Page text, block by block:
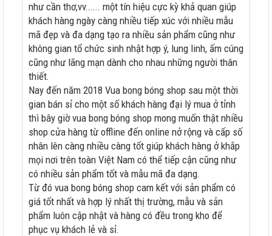
như cần thơ,vv...... một tín hiệu cực kỳ khả quan giúp
khách hàng ngày càng nhiều tiếp xúc với nhiều mẫu
mã đẹp và đa dạng tạo ra nhiều sản phẩm cũng như
không gian tổ chức sinh nhật hợp ý, lung linh, ấm cúng
cũng như lãng mạn dành cho nhau những người thân
thiết.
Nay đến năm 2018 Vua bong bóng shop sau một thời
gian bán sỉ cho một số khách hàng đại lý mua ở tỉnh
thì bây giờ vua bong bóng shop mong muốn thật nhiều
shop cửa hàng từ offline đến online nở rộng và cấp số
nhân lên càng nhiều càng tốt giúp khách hàng ở khắp
mọi nơi trên toàn Việt Nam có thể tiếp cận cũng như
có nhiều sản phẩm tốt và mẫu mã đa dạng.
Từ đó vua bong bóng shop cam kết với sản phẩm có
giá tốt nhất và hợp lý nhất thị trường, mẫu và sản
phẩm luôn cập nhật và hàng có đều trong kho để
phục vụ khách lẻ và sỉ.